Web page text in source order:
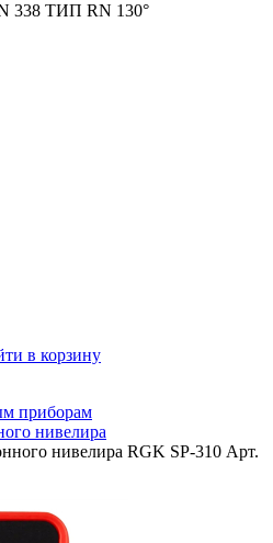
338 ТИП RN 130°
в корзину
приборам
нивелира
нивелира RGK SP-310 Арт.